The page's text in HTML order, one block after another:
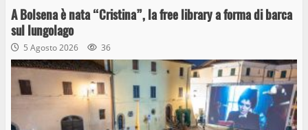
A Bolsena è nata “Cristina”, la free library a forma di barca
sul lungolago
5 Agosto 2026 36